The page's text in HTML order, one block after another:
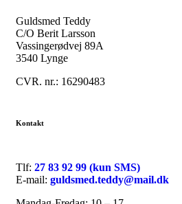
Guldsmed Teddy
C/O Berit Larsson
Vassingerødvej 89A
3540 Lynge
CVR. nr.: 16290483
Kontakt
Tlf: 27 83 92 99 (kun SMS)
E-mail: guldsmed.teddy@mail.dk